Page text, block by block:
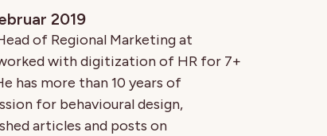
2019
of Regional Marketing at
with digitization of HR for 7+
has more than 10 years of
for behavioural design,
articles and posts on